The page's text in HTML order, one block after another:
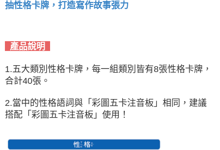
抽性格卡牌，打造寫作故事張力
產品說明
1.五大類別性格卡牌，每一組類別皆有8張性格卡牌，
合計40張。
2.當中的性格語詞與「彩圖五卡注音板」相同，建議
搭配「彩圖五卡注音板」使用！